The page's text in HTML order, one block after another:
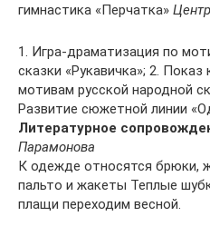
гимнастика «Перчатка»
1. Игра-драматизация по
сказки «Рукавичка»; 2. Показ
мотивам русской народной
Развитие сюжетной линии
Литературное
Парамонова
К одежде относятся брюки,
пальто и жакеты Теплые
плащи переходим весной.